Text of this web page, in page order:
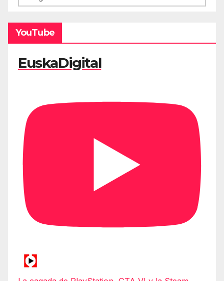
YouTube
EuskaDigital